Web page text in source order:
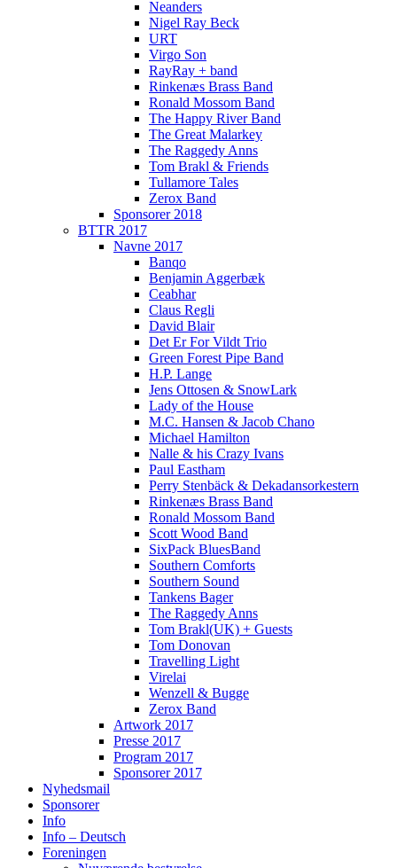
Neanders
Nigel Ray Beck
URT
Virgo Son
RayRay + band
Rinkenæs Brass Band
Ronald Mossom Band
The Happy River Band
The Great Malarkey
The Raggedy Anns
Tom Brakl & Friends
Tullamore Tales
Zerox Band
Sponsorer 2018
BTTR 2017
Navne 2017
Banqo
Benjamin Aggerbæk
Ceabhar
Claus Regli
David Blair
Det Er For Vildt Trio
Green Forest Pipe Band
H.P. Lange
Jens Ottosen & SnowLark
Lady of the House
M.C. Hansen & Jacob Chano
Michael Hamilton
Nalle & his Crazy Ivans
Paul Eastham
Perry Stenbäck & Dekadansorkestern
Rinkenæs Brass Band
Ronald Mossom Band
Scott Wood Band
SixPack BluesBand
Southern Comforts
Southern Sound
Tankens Bager
The Raggedy Anns
Tom Brakl(UK) + Guests
Tom Donovan
Travelling Light
Virelai
Wenzell & Bugge
Zerox Band
Artwork 2017
Presse 2017
Program 2017
Sponsorer 2017
Nyhedsmail
Sponsorer
Info
Info – Deutsch
Foreningen